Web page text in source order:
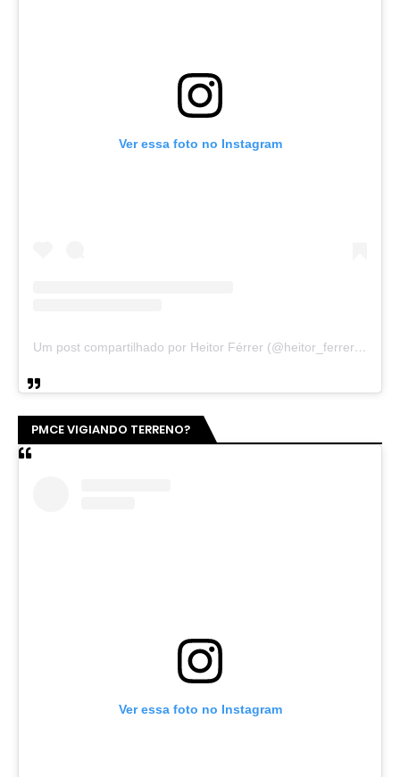
Ver essa foto no Instagram
Um post compartilhado por Heitor Férrer (@heitor_ferrer77)
PMCE VIGIANDO TERRENO?
Ver essa foto no Instagram